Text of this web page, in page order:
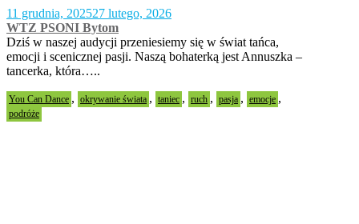
11 grudnia, 202527 lutego, 2026
WTZ PSONI Bytom
Dziś w naszej audycji przeniesiemy się w świat tańca,
emocji i scenicznej pasji. Naszą bohaterką jest Annuszka –
tancerka, która…..
You Can Dance , okrywanie świata , taniec , ruch , pasja , emocje ,
podróże